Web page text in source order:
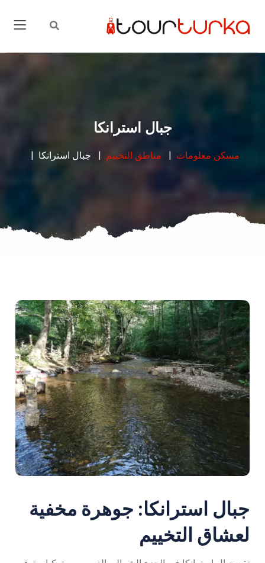
جبال استرانكا
مسكن معلومات مناطق التخييم جبال استرانكا
جبال استرانكا: جوهرة مخفية
لعشاق التخييم